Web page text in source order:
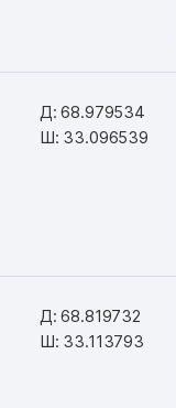
Д: 68.979534
Ш: 33.096539
Д: 68.819732
Ш: 33.113793